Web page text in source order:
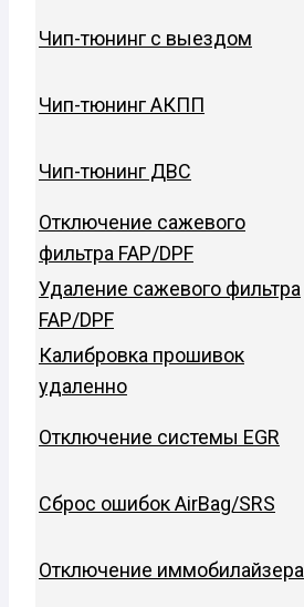
Чип-тюнинг с выездом
Чип-тюнинг АКПП
Чип-тюнинг ДВС
Отключение сажевого
фильтра FAP/DPF
Удаление сажевого фильтра
FAP/DPF
Калибровка прошивок
удаленно
Отключение системы EGR
Сброс ошибок AirBag/SRS
Отключение иммобилайзера